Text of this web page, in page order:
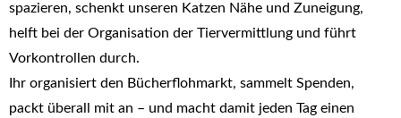
spazieren, schenkt unseren Katzen Nähe und Zuneigung,
helft bei der Organisation der Tiervermittlung und führt
Vorkontrollen durch.
Ihr organisiert den Bücherflohmarkt, sammelt Spenden,
packt überall mit an – und macht damit jeden Tag einen